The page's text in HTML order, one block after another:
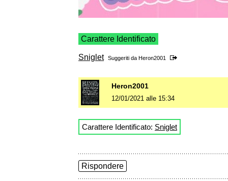
Carattere Identificato
Sniglet Suggeriti da Heron2001
Heron2001
12/01/2021 alle 15:34
Carattere Identificato: Sniglet
Rispondere